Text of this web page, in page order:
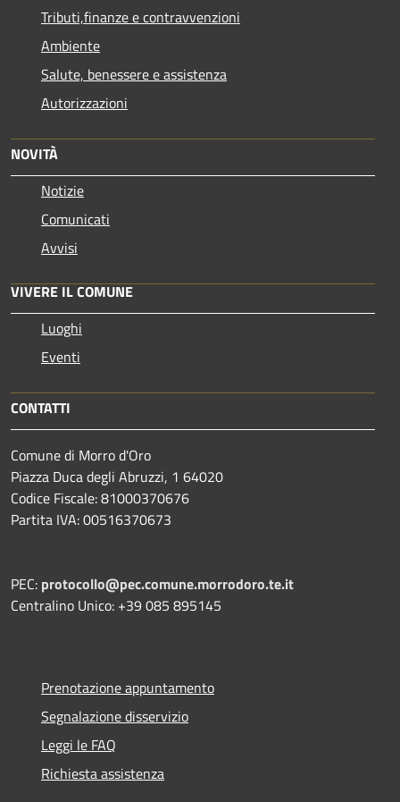
Tributi,finanze e contravvenzioni
Ambiente
Salute, benessere e assistenza
Autorizzazioni
NOVITÀ
Notizie
Comunicati
Avvisi
VIVERE IL COMUNE
Luoghi
Eventi
CONTATTI
Comune di Morro d'Oro
Piazza Duca degli Abruzzi, 1 64020
Codice Fiscale: 81000370676
Partita IVA: 00516370673
PEC: protocollo@pec.comune.morrodoro.te.it
Centralino Unico: +39 085 895145
Prenotazione appuntamento
Segnalazione disservizio
Leggi le FAQ
Richiesta assistenza